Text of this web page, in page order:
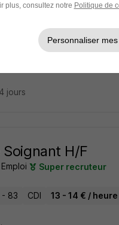
Carrière Santé
jours
Soignant H/F
Super recruteur
- 83 CDI 13 - 14 € / heure
plus, consultez notre Politique de
Personnaliser